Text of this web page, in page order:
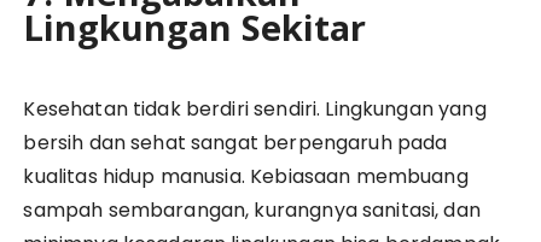
Lingkungan Sekitar
Kesehatan tidak berdiri sendiri. Lingkungan yang
bersih dan sehat sangat berpengaruh pada
kualitas hidup manusia. Kebiasaan membuang
sampah sembarangan, kurangnya sanitasi, dan